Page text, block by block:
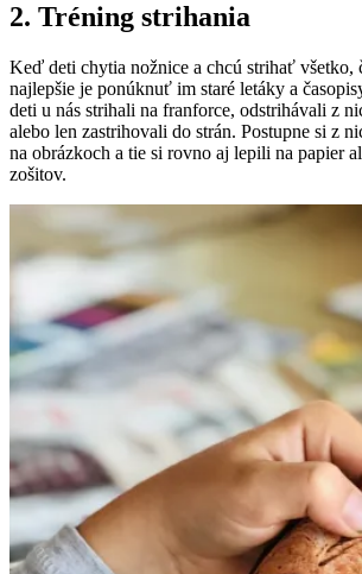
2. Tréning strihania
Keď deti chytia nožnice a chcú strihať všetko,
najlepšie je ponúknuť im staré letáky a
deti u nás strihali na franforce, odstrihávali z
alebo len zastrihovali do strán. Postupne si z
na obrázkoch a tie si rovno aj lepili na papier
zošitov.